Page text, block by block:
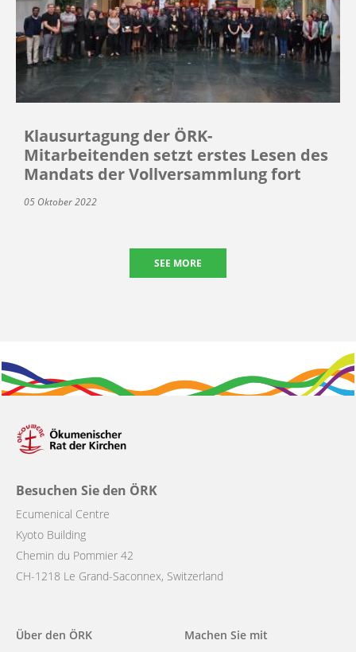
Klausurtagung der ÖRK-
Mitarbeitenden setzt erstes Lesen des
Mandats der Vollversammlung fort
05 Oktober 2022
SEE MORE
Besuchen Sie den ÖRK
Ecumenical Centre
Kyoto Building
Chemin du Pommier 42
CH-1218 Le Grand-Saconnex, Switzerland
Main
Über den ÖRK Machen Sie mit